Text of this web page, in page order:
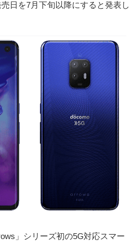
日を7月下旬以降にすると発表し
」シリーズ初の5G対応スマー